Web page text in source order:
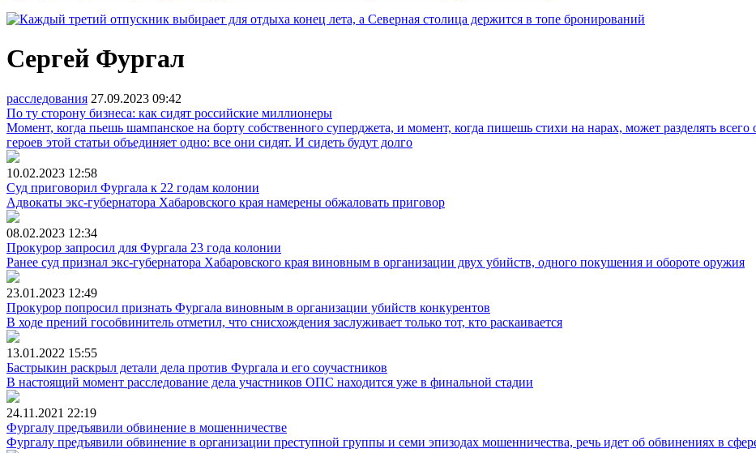
Сергей Фургал
расследования 27.09.2023 09:42
По ту сторону бизнеса: как сидят российские миллионеры
Момент, когда пьешь шампанское на борту собственного суперджета, и момент, когда пишешь стихи на нарах, может разделять
героев этой статьи объединяет одно: все они сидят. И сидеть будут долго
10.02.2023 12:58
Суд приговорил Фургала к 22 годам колонии
Адвокаты экс-губернатора Хабаровского края намерены обжаловать приговор
08.02.2023 12:34
Прокурор запросил для Фургала 23 года колонии
Ранее суд признал экс-губернатора Хабаровского края виновным в организации двух убийств, одного покушения и обороте оружия
23.01.2023 12:49
Прокурор попросил признать Фургала виновным в организации убийств конкурентов
В ходе прений гособвинитель отметил, что снисхождения заслуживает только тот, кто раскаивается
13.01.2022 15:55
Бастрыкин раскрыл детали дела против Фургала и его соучастников
В настоящий момент расследование дела участников ОПС находится уже в финальной стадии
24.11.2021 22:19
Фургалу предъявили обвинение в мошенничестве
Фургалу предъявили обвинение в организации преступной группы и семи эпизодах мошенничества, речь идет об обвинениях в